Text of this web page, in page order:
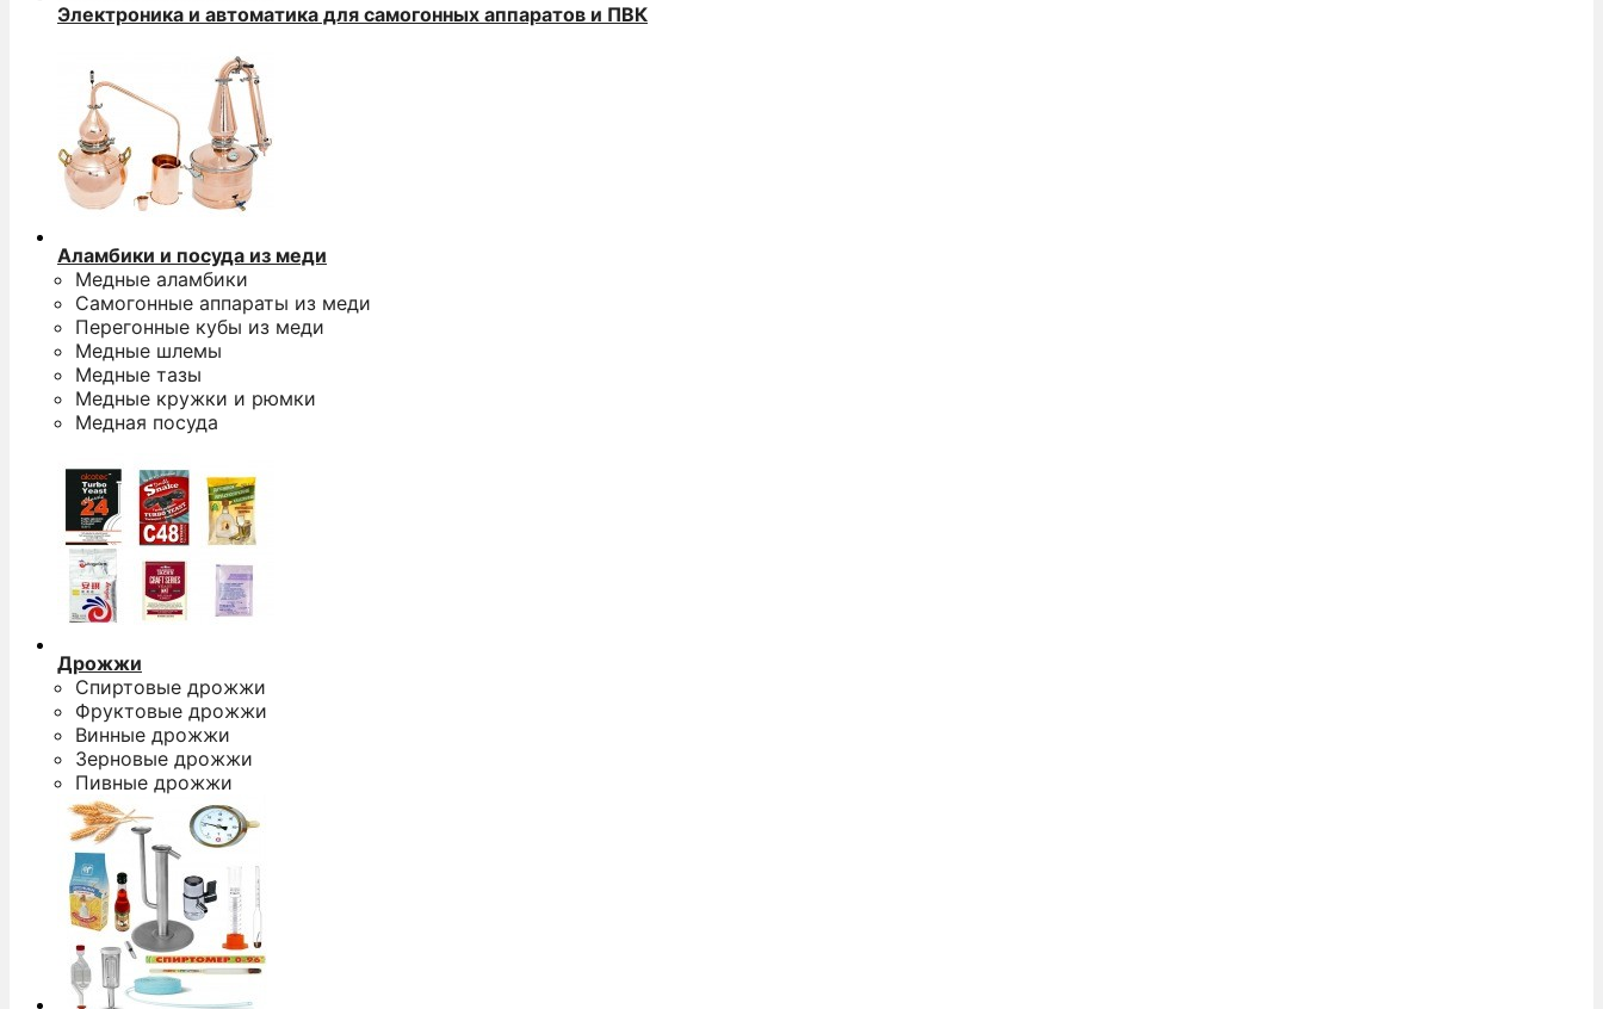
Электроника и автоматика для самогонных аппаратов и ПВК
Аламбики и посуда из меди
Медные аламбики
Самогонные аппараты из меди
Перегонные кубы из меди
Медные шлемы
Медные тазы
Медные кружки и рюмки
Медная посуда
Дрожжи
Спиртовые дрожжи
Фруктовые дрожжи
Винные дрожжи
Зерновые дрожжи
Пивные дрожжи